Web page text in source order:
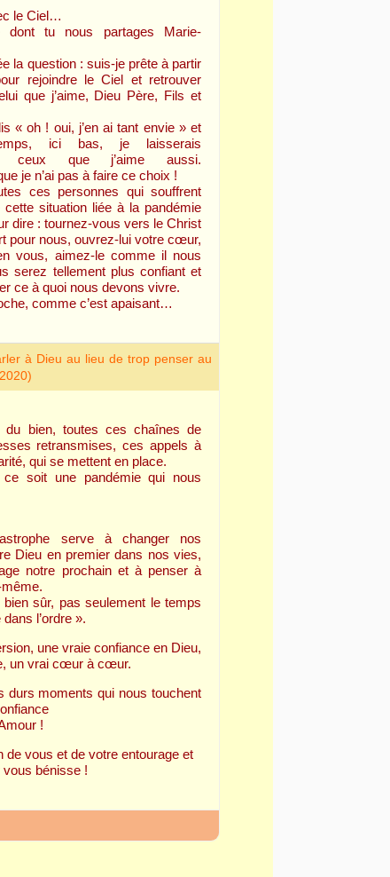
le Ciel…
dont tu nous partages Marie-
la question : suis-je prête à partir
rejoindre le Ciel et retrouver
que j’aime, Dieu Père, Fils et
« oh ! oui, j’en ai tant envie » et
ici bas, je laisserais
ceux que j’aime aussi.
je n’ai pas à faire ce choix !
ces personnes qui souffrent
cette situation liée à la pandémie
dire : tournez-vous vers le Christ
pour nous, ouvrez-lui votre cœur,
vous, aimez-le comme il nous
serez tellement plus confiant et
ce à quoi nous devons vivre.
comme c’est apaisant…
à Dieu au lieu de trop penser au
du bien, toutes ces chaînes de
retransmises, ces appels à
qui se mettent en place.
ce soit une pandémie qui nous
serve à changer nos
Dieu en premier dans nos vies,
notre prochain et à penser à
même.
bien sûr, pas seulement le temps
l’ordre ».
une vraie confiance en Dieu,
un vrai cœur à cœur.
durs moments qui nous touchent
!
de vous et de votre entourage et
bénisse !